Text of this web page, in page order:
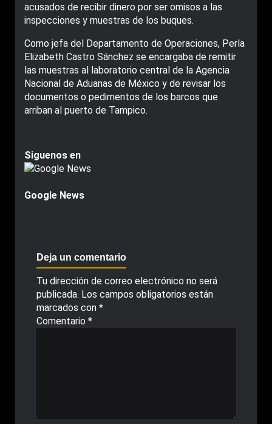
acusados de recibir dinero por ser omisos a las
inspecciones y muestras de los buques.
Como jefa del Departamento de Operaciones, Perla
Elizabeth Castro Sánchez se encargaba de remitir
las muestras al laboratorio central de la Agencia
Nacional de Aduanas de México y de revisar los
documentos o pedimentos de los barcos que
arriban al puerto de Tampico.
Siguenos en
Google News
Deja un comentario
Tu dirección de correo electrónico no será
publicada. Los campos obligatorios están
marcados con *
Comentario *